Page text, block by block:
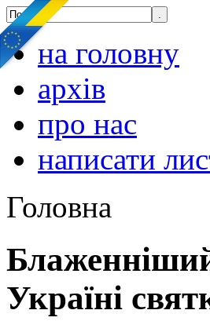
на головну
архів
про нас
написати
Головна
Україні